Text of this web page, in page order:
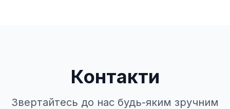
Контакти
Звертайтесь до нас будь-яким зручним